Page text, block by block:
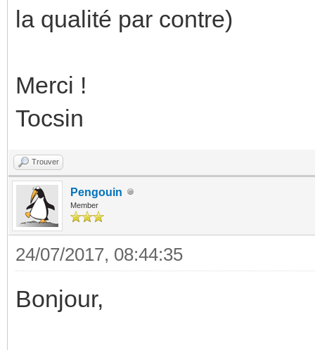
la qualité par contre)
Merci !
Tocsin
Trouver
Pengouin
Member
24/07/2017, 08:44:35
Bonjour,